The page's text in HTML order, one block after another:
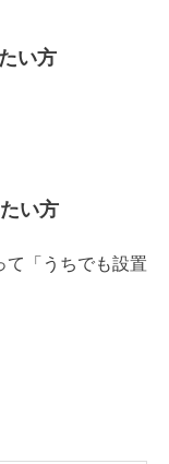
い方
い方
て「うちでも設置